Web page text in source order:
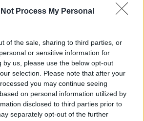
Not Process My Personal
of the sale, sharing to third parties, or
or sensitive information for
by us, please use the below opt-out
selection. Please note that after your
you may continue seeing
on personal information utilized by
disclosed to third parties prior to
separately opt-out of the further
μεταδίδει την κίνηση στο
η σωστή
περισσότεροι σύγχρονοι
υδραυλικά,
κυκλώματος υγρού
το δοχείο των φρένων).